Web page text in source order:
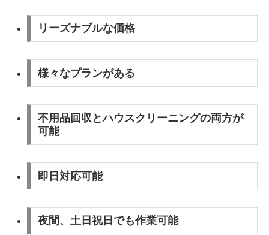
リーズナブルな価格
様々なプランがある
不用品回収とハウスクリーニングの両方が
可能
即日対応可能
夜間、土日祝日でも作業可能